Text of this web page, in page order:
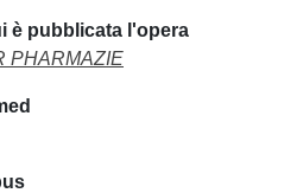
è pubblicata l'opera
PHARMAZIE